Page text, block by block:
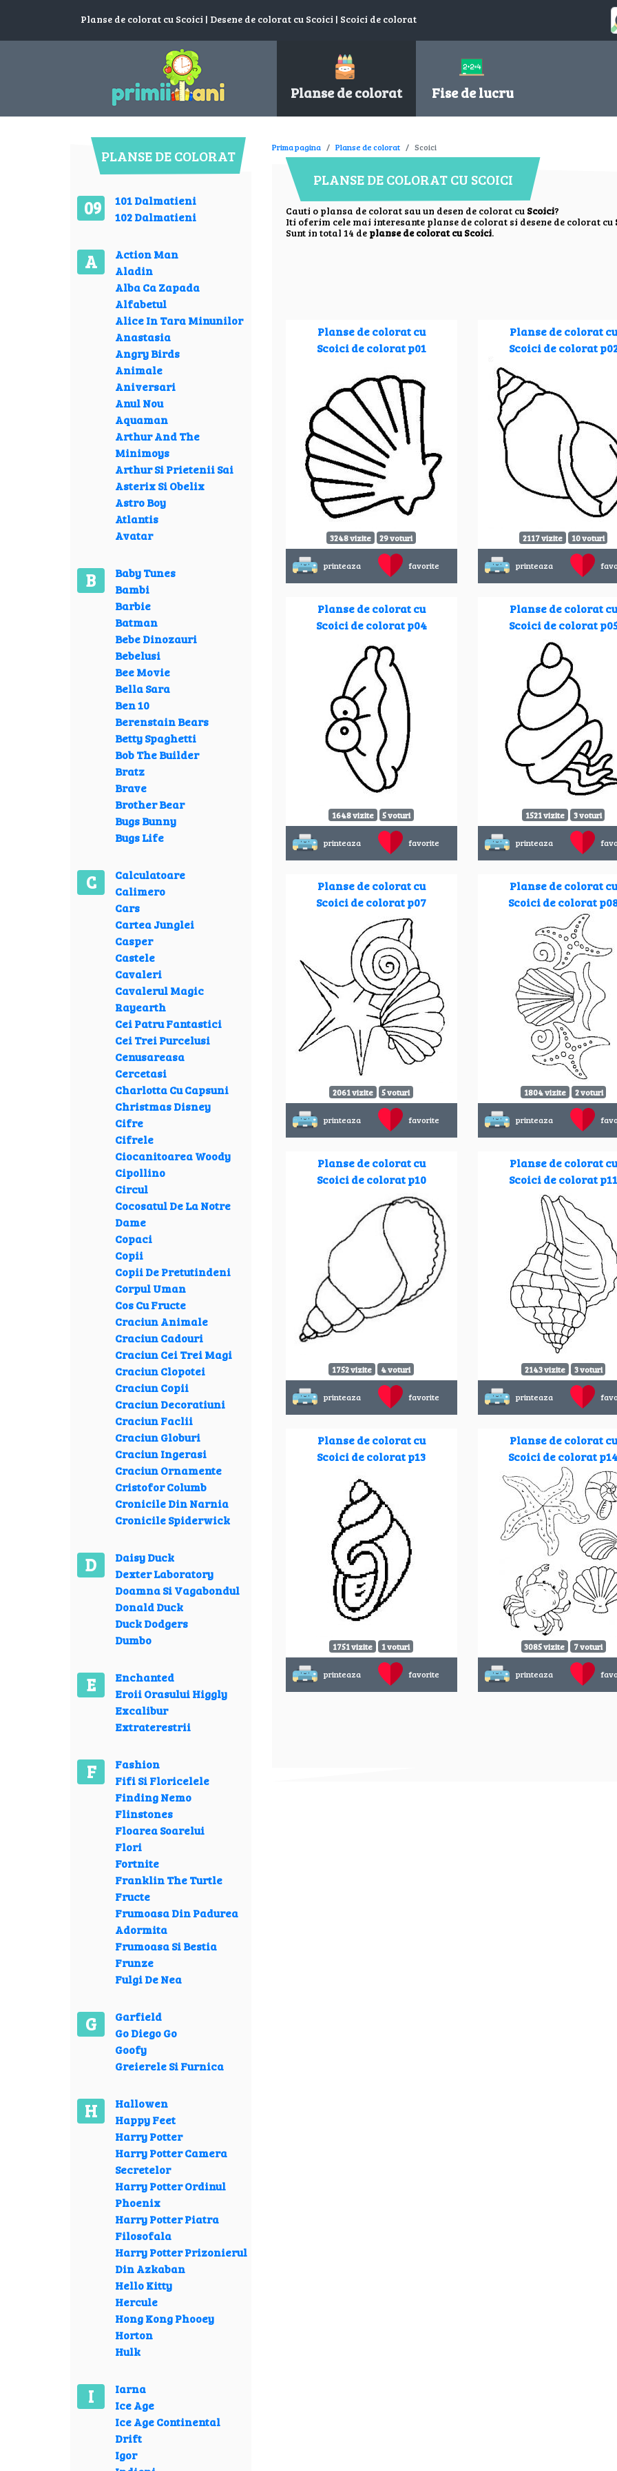
Planse de colorat cu Scoici | Desene de colorat cu Scoici | Scoici de colorat
Planse de colorat Fise de lucru
PLANSE DE COLORAT
09
101 Dalmatieni
102 Dalmatieni
A
Action Man
Aladin
Alba Ca Zapada
Alfabetul
Alice In Tara Minunilor
Anastasia
Angry Birds
Animale
Aniversari
Anul Nou
Aquaman
Arthur And The
Minimoys
Arthur Si Prietenii Sai
Asterix Si Obelix
Astro Boy
Atlantis
Avatar
B
Baby Tunes
Bambi
Barbie
Batman
Bebe Dinozauri
Bebelusi
Bee Movie
Bella Sara
Ben 10
Berenstain Bears
Betty Spaghetti
Bob The Builder
Bratz
Brave
Brother Bear
Bugs Bunny
Bugs Life
C
Calculatoare
Calimero
Cars
Cartea Junglei
Casper
Castele
Cavaleri
Cavalerul Magic
Rayearth
Cei Patru Fantastici
Cei Trei Purcelusi
Cenusareasa
Cercetasi
Charlotta Cu Capsuni
Christmas Disney
Cifre
Cifrele
Ciocanitoarea Woody
Cipollino
Circul
Cocosatul De La Notre
Dame
Copaci
Copii
Copii De Pretutindeni
Corpul Uman
Cos Cu Fructe
Craciun Animale
Craciun Cadouri
Craciun Cei Trei Magi
Craciun Clopotei
Craciun Copii
Craciun Decoratiuni
Craciun Faclii
Craciun Globuri
Craciun Ingerasi
Craciun Ornamente
Cristofor Columb
Cronicile Din Narnia
Cronicile Spiderwick
D
Daisy Duck
Dexter Laboratory
Doamna Si Vagabondul
Donald Duck
Duck Dodgers
Dumbo
E
Enchanted
Eroii Orasului Higgly
Excalibur
Extraterestrii
F
Fashion
Fifi Si Floricelele
Finding Nemo
Flinstones
Floarea Soarelui
Flori
Fortnite
Franklin The Turtle
Fructe
Frumoasa Din Padurea
Adormita
Frumoasa Si Bestia
Frunze
Fulgi De Nea
G
Garfield
Go Diego Go
Goofy
Greierele Si Furnica
H
Hallowen
Happy Feet
Harry Potter
Harry Potter Camera
Secretelor
Harry Potter Ordinul
Phoenix
Harry Potter Piatra
Filosofala
Harry Potter Prizonierul
Din Azkaban
Hello Kitty
Hercule
Hong Kong Phooey
Horton
Hulk
I
Iarna
Ice Age
Ice Age Continental
Drift
Igor
Prima pagina Planse de colorat Scoici
PLANSE DE COLORAT CU SCOICI
Cauti o plansa de colorat sau un desen de colorat cu Scoici?
Iti oferim cele mai interesante planse de colorat si desene de colorat cu
Sunt in total 14 de planse de colorat cu Scoici.
Planse de colorat cu
Scoici de colorat p01
3248 vizite 29 voturi
printeaza favorite
Planse de colorat cu
Scoici de colorat
2117 vizite 10 voturi
printeaza
Planse de colorat cu
Scoici de colorat p04
1648 vizite 5 voturi
printeaza favorite
Planse de colorat cu
Scoici de colorat
1521 vizite 3 voturi
printeaza
Planse de colorat cu
Scoici de colorat p07
2061 vizite 5 voturi
printeaza favorite
Planse de colorat cu
Scoici de colorat
1804 vizite 2 voturi
printeaza
Planse de colorat cu
Scoici de colorat p10
1752 vizite 4 voturi
printeaza favorite
Planse de colorat cu
Scoici de colorat
2143 vizite 3 voturi
printeaza
Planse de colorat cu
Scoici de colorat p13
1751 vizite 1 voturi
printeaza favorite
Planse de colorat cu
Scoici de colorat
3085 vizite 7 voturi
printeaza